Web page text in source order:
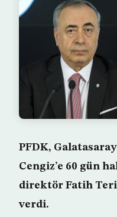
PFDK,
Cengiz’e 60 gün
direktör Fatih
verdi.